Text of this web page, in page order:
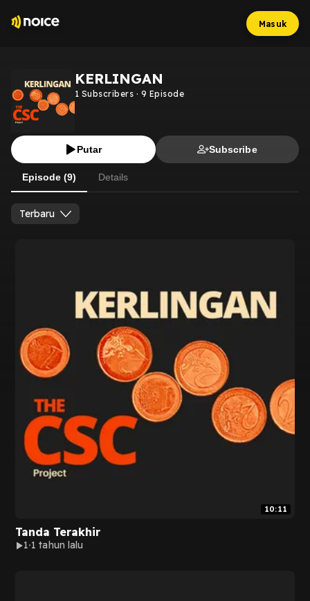
Masuk
KERLINGAN
1 Subscribers · 9 Episode
Putar Subscribe
Episode (9) Details
Terbaru
10:11
Tanda Terakhir
1 1 tahun lalu